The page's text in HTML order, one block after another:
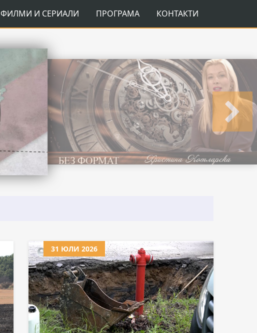
ФИЛМИ И СЕРИАЛИ ПРОГРАМА КОНТАКТИ
31 ЮЛИ 2026